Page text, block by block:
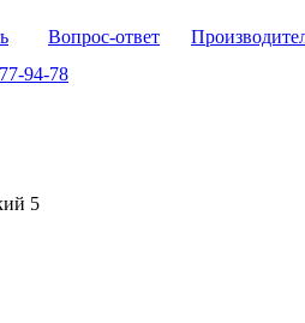
Вопрос-ответ
94-78
5